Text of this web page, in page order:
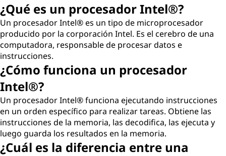
¿Qué es un procesador Intel®?
Un procesador Intel® es un tipo de microprocesador
producido por la corporación Intel. Es el cerebro de una
computadora, responsable de procesar datos e
instrucciones.
¿Cómo funciona un procesador
Intel®?
Un procesador Intel® funciona ejecutando instrucciones
en un orden específico para realizar tareas. Obtiene las
instrucciones de la memoria, las decodifica, las ejecuta y
luego guarda los resultados en la memoria.
¿Cuál es la diferencia entre una